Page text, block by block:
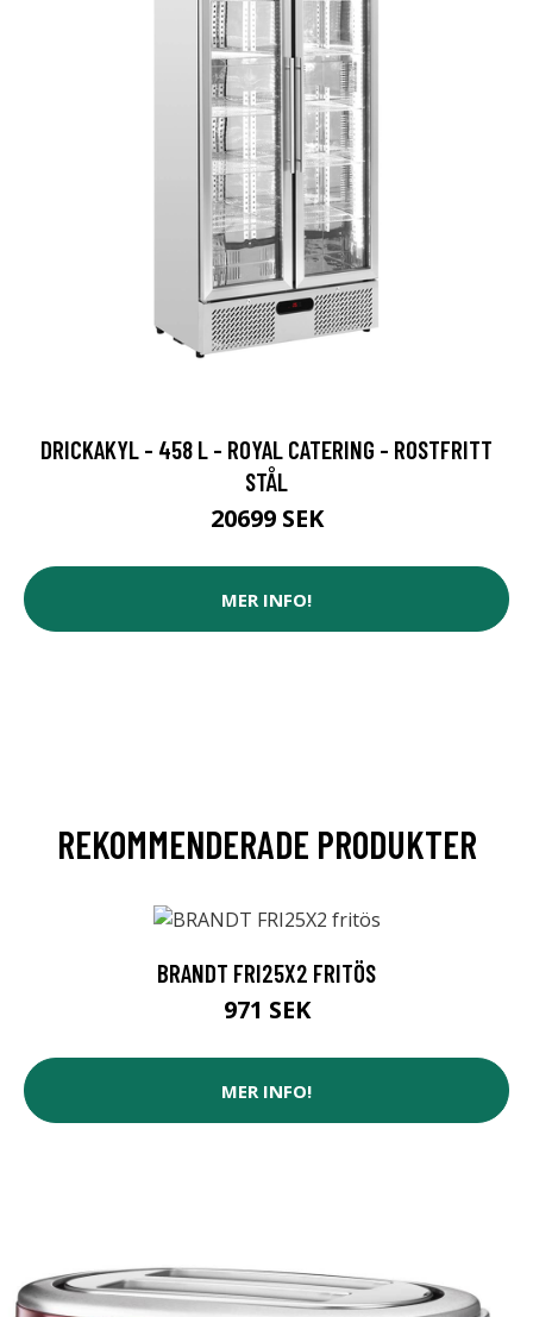
DRICKAKYL - 458 L - ROYAL CATERING - ROSTFRITT
STÅL
20699 SEK
MER INFO!
REKOMMENDERADE PRODUKTER
BRANDT FRI25X2 FRITÖS
971 SEK
MER INFO!